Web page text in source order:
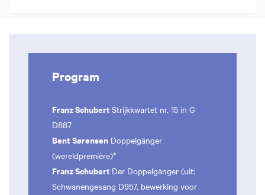
Program
Franz Schubert Strijkkwartet nr. 15 in G
D887
Bent Sørensen Doppelgänger
(wereldpremière)*
Franz Schubert Der Doppelgänger (uit:
Schwanengesang D957, bewerking voor